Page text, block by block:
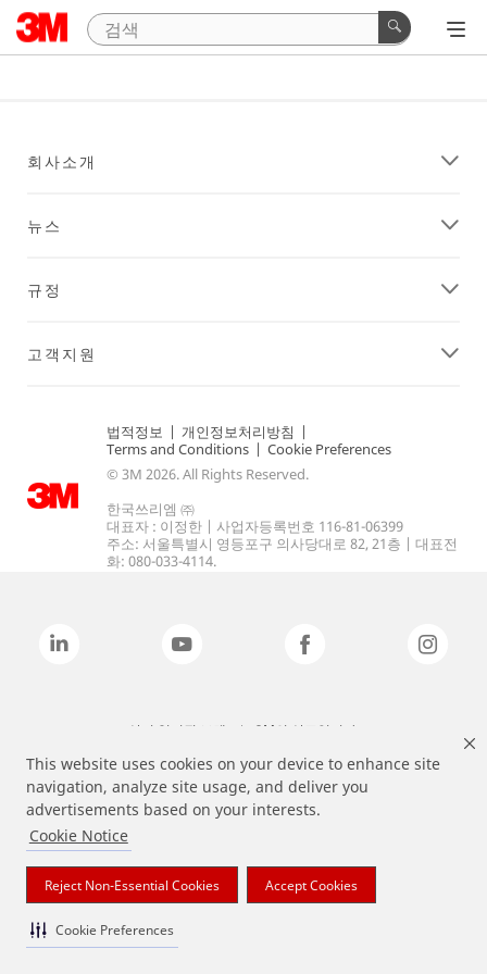
This website uses cookies on your device to enhance site
navigation, analyze site usage, and deliver you
advertisements based on your interests.
Cookie Notice
Reject Non-Essential Cookies Accept Cookies
Cookie Preferences
회사소개
뉴스
규정
고객지원
법적정보 | 개인정보처리방침 |
Terms and Conditions | Cookie Preferences
© 3M 2026. All Rights Reserved.
한국쓰리엠 ㈜
대표자 : 이정한 | 사업자등록번호 116-81-06399
주소: 서울특별시 영등포구 의사당대로 82, 21층 | 대표전
화: 080-033-4114.
상기 열거된 브랜드는 3M의 상표입니다.